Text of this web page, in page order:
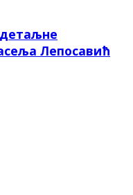
Лепосавић